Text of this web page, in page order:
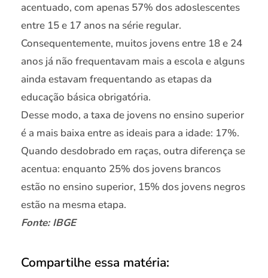
acentuado, com apenas 57% dos adoslescentes
entre 15 e 17 anos na série regular.
Consequentemente, muitos jovens entre 18 e 24
anos já não frequentavam mais a escola e alguns
ainda estavam frequentando as etapas da
educação básica obrigatória.
Desse modo, a taxa de jovens no ensino superior
é a mais baixa entre as ideais para a idade: 17%.
Quando desdobrado em raças, outra diferença se
acentua: enquanto 25% dos jovens brancos
estão no ensino superior, 15% dos jovens negros
estão na mesma etapa.
Fonte: IBGE
Compartilhe essa matéria: